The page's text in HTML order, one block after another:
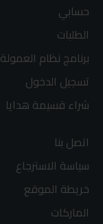
حسابي
الطلبات
برنامج نظام العمولة
تسجيل الدخول
شراء قسيمة هدايا
اتصل بنا
سياسة الاسترجاع
خريطة الموقع
الماركات